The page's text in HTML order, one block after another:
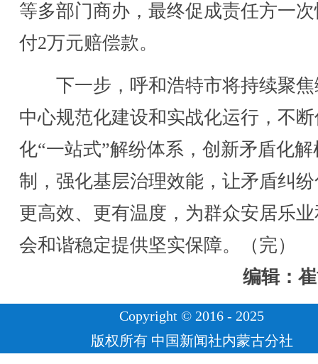
等多部门商办，最终促成责任方一
付2万元赔偿款。
下一步，呼和浩特市将持续聚焦
中心规范化建设和实战化运行，不
化“一站式”解纷体系，创新矛盾化解
制，强化基层治理效能，让矛盾纠
更高效、更有温度，为群众安居乐
会和谐稳定提供坚实保障。（完）
编辑：
Copyright © 2016 - 2025
版权所有 中国新闻社内蒙古分社